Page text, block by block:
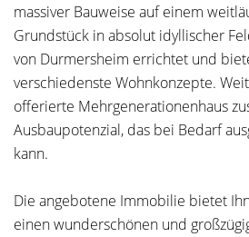
massiver Bauweise auf einem
Grundstück in absolut idyllischer
von Durmersheim errichtet und
verschiedenste Wohnkonzepte.
offerierte Mehrgenerationenhaus
Ausbaupotenzial, das bei Bedarf
kann.
Die angebotene Immobilie bietet
einen wunderschönen und